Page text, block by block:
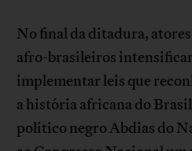
No final da ditadura,
afro-brasileiros
implementar leis que
a história africana do
político negro Abdias do